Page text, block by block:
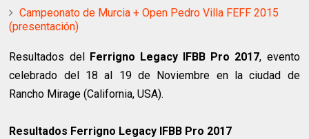
Campeonato de Murcia + Open Pedro Villa FEFF 2015
(presentación)
Resultados del Ferrigno Legacy IFBB Pro 2017, evento
celebrado del 18 al 19 de Noviembre en la ciudad de
Rancho Mirage (California, USA).
Resultados Ferrigno Legacy IFBB Pro 2017